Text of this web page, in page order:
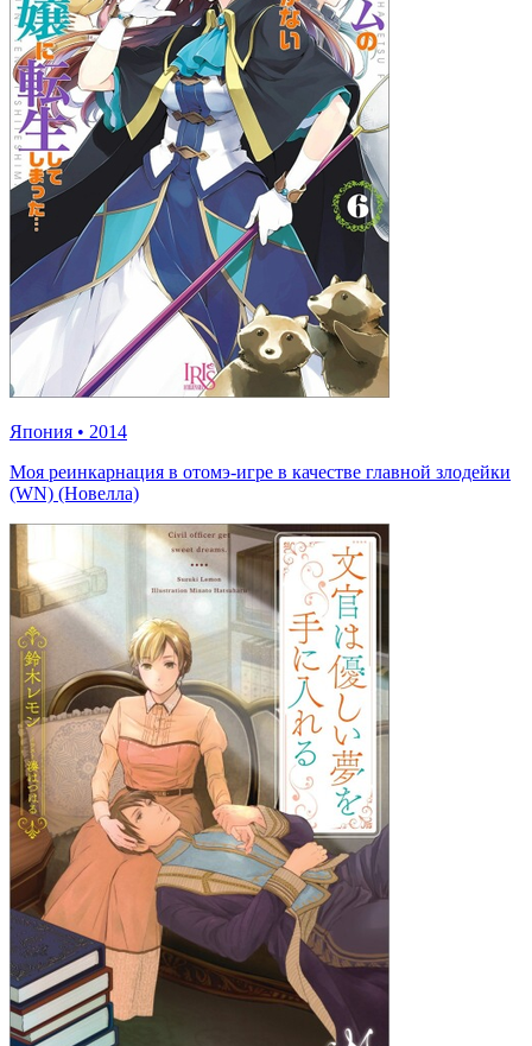
Япония • 2014
Моя реинкарнация в отомэ-игре в качестве главной злодейки
(WN) (Новелла)